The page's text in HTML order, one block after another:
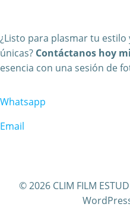
¿Listo para plasmar tu
únicas? Contáctanos hoy
esencia con una sesión de
Whatsapp
Email
© 2026 CLIM FILM